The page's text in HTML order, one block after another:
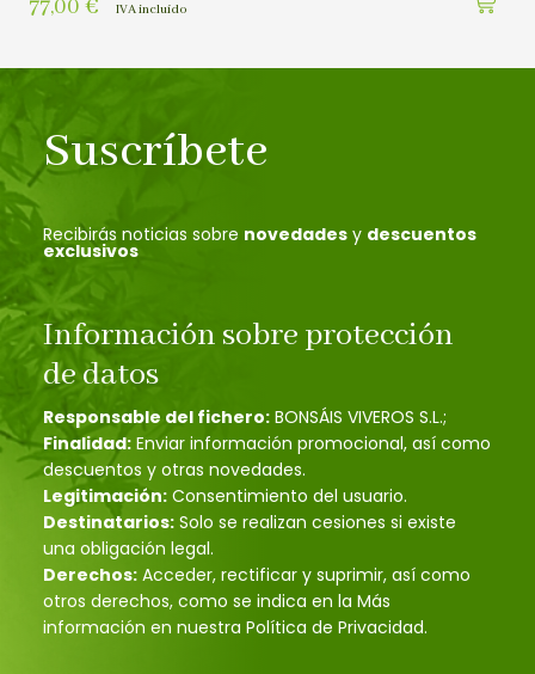
77,00 € IVA incluído
Suscríbete
Recibirás noticias sobre novedades y descuentos
exclusivos
Información sobre protección
de datos
Responsable del fichero: BONSÁIS VIVEROS S.L.;
Finalidad: Enviar información promocional, así como
descuentos y otras novedades.
Legitimación: Consentimiento del usuario.
Destinatarios: Solo se realizan cesiones si existe
una obligación legal.
Derechos: Acceder, rectificar y suprimir, así como
otros derechos, como se indica en la Más
información en nuestra Política de Privacidad.